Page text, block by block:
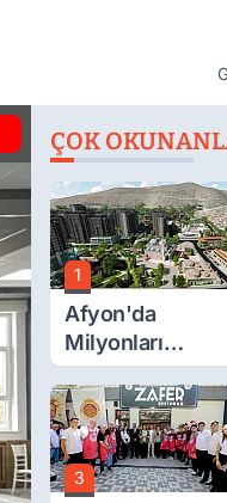
ÇOK
1
Afyon'da
Milyonları
İlgilendiren
Açıklama! Tarih
Netleşti!
3